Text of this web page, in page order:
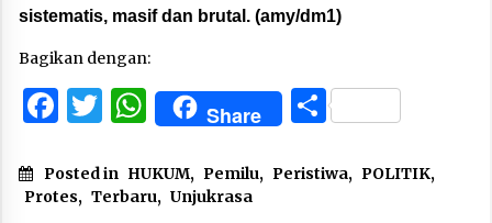
sistematis, masif dan brutal. (amy/dm1)
Bagikan dengan:
Facebook
Twitter
WhatsApp
Share Share
Posted in HUKUM, Pemilu, Peristiwa, POLITIK,
Protes, Terbaru, Unjukrasa